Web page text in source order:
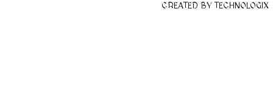
CREATED BY TECHNOLOGIX